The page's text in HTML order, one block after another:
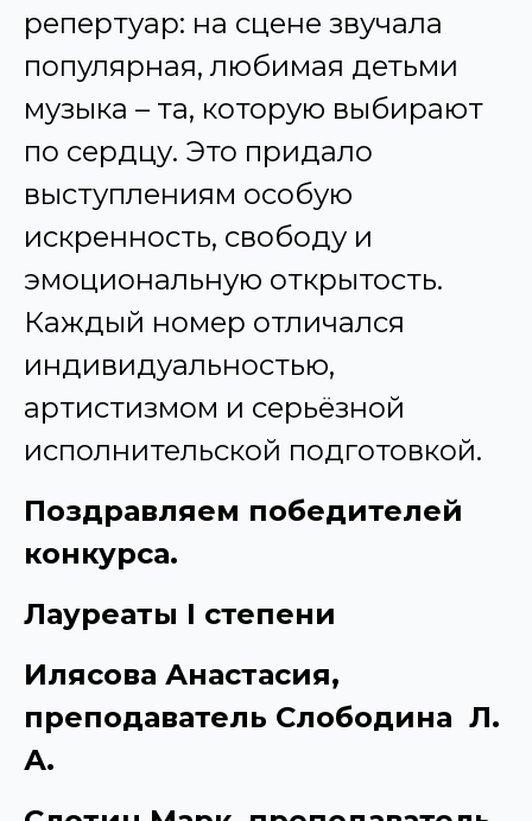
репертуар: на сцене звучала
популярная, любимая детьми
музыка – та, которую выбирают
по сердцу. Это придало
выступлениям особую
искренность, свободу и
эмоциональную открытость.
Каждый номер отличался
индивидуальностью,
артистизмом и серьёзной
исполнительской подготовкой.
Поздравляем победителей
конкурса.
Лауреаты I степени
Илясова Анастасия,
преподаватель Слободина Л.
А.